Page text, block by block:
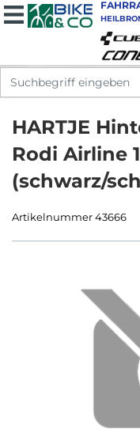
HARTJE
Rodi Airline
(schwarz/
Artikelnummer 43666